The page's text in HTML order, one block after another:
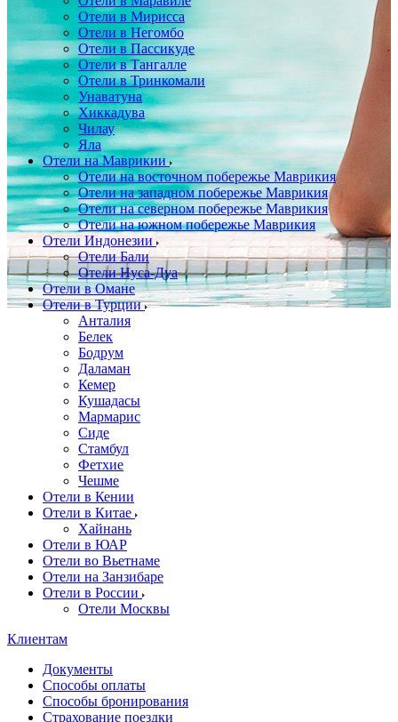
Отели в Мирисса
Отели в Негомбо
Отели в Пассикуде
Отели в Тангалле
Отели в Тринкомали
Унаватуна
Хиккадува
Чилау
Яла
Отели на Маврикии
Отели на восточном побережье Маврикия
Отели на западном побережье Маврикия
Отели на северном побережье Маврикия
Отели на южном побережье Маврикия
Отели Индонезии
Отели Бали
Отели Нуса-Дуа
Отели в Омане
Отели в Турции
Анталия
Белек
Бодрум
Даламан
Кемер
Кушадасы
Мармарис
Сиде
Стамбул
Фетхие
Чешме
Отели в Кении
Отели в Китае
Хайнань
Отели в ЮАР
Отели во Вьетнаме
Отели на Занзибаре
Отели в России
Отели Москвы
Клиентам
Документы
Способы оплаты
Способы бронирования
Страхование поездки